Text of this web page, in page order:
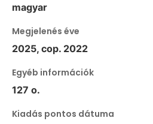
magyar
Megjelenés éve
2025, cop. 2022
Egyéb információk
127 o.
Kiadás pontos dátuma